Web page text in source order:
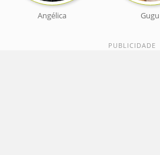
Angélica Gugu